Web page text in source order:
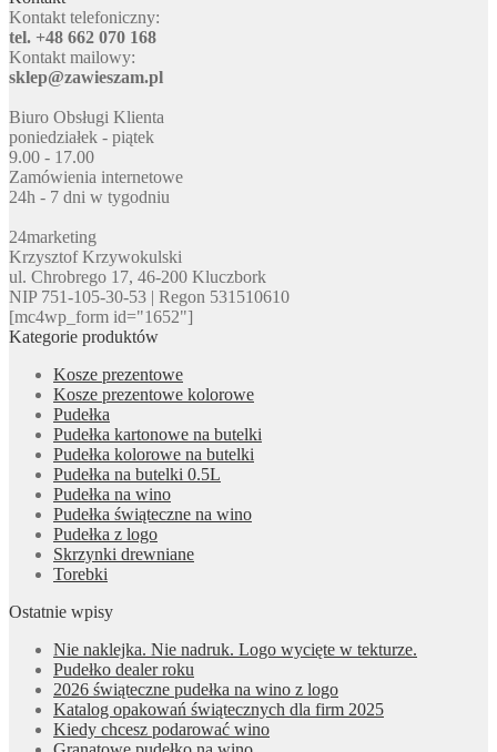
Kontakt telefoniczny:
tel. +48 662 070 168
Kontakt mailowy:
sklep@zawieszam.pl
Biuro Obsługi Klienta
poniedziałek - piątek
9.00 - 17.00
Zamówienia internetowe
24h - 7 dni w tygodniu
24marketing
Krzysztof Krzywokulski
ul. Chrobrego 17, 46-200 Kluczbork
NIP 751-105-30-53 | Regon 531510610
[mc4wp_form id="1652"]
Kategorie produktów
Kosze prezentowe
Kosze prezentowe kolorowe
Pudełka
Pudełka kartonowe na butelki
Pudełka kolorowe na butelki
Pudełka na butelki 0.5L
Pudełka na wino
Pudełka świąteczne na wino
Pudełka z logo
Skrzynki drewniane
Torebki
Ostatnie wpisy
Nie naklejka. Nie nadruk. Logo wycięte w tekturze.
Pudełko dealer roku
2026 świąteczne pudełka na wino z logo
Katalog opakowań świątecznych dla firm 2025
Kiedy chcesz podarować wino